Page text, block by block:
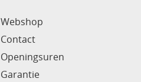
Webshop
Contact
Openingsuren
Garantie